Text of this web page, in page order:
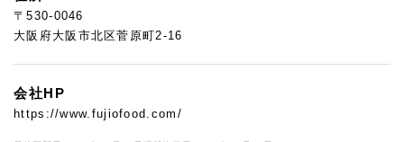
〒530-0046
大阪府大阪市北区菅原町2-16
会社HP
https://www.fujiofood.com/